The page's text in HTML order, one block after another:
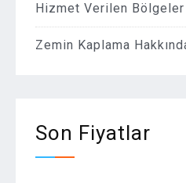
Hizmet Verilen Bölgeler
Zemin Kaplama
Son Fiyatlar